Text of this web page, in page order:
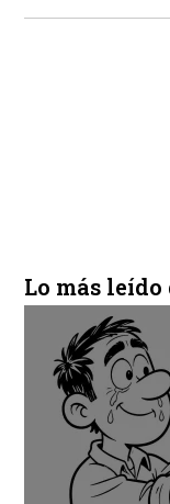
Lo más leído